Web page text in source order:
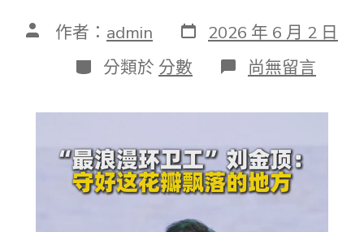
文 作者： admin 發
表
日
期
2026 年 6 月 2 日
分
類
分類於 分數 在
〈2026
中
收
集
文
明
尚無留言